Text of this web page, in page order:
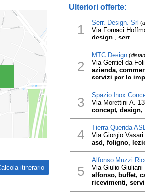
Ulteriori offerte:
1 Serr. Design. Srl (
Via Fornaci
design., serr.
2
MTC Design(
Via Gentiel da
azienda,
servizi per le
3 Spazio Inox
Via Morettini A.
concept, design,
4 Tierra Querida
Via Giorgio
asd, foligno,
5
Alfonso Muzzi
Via Giulio Giuliani
alfonso, buffet,
ricevimenti,